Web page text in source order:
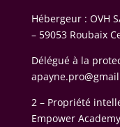
Hébergeur : OVH
– 59053 Roubaix
Délégué à la
2 – Propriété
Empower